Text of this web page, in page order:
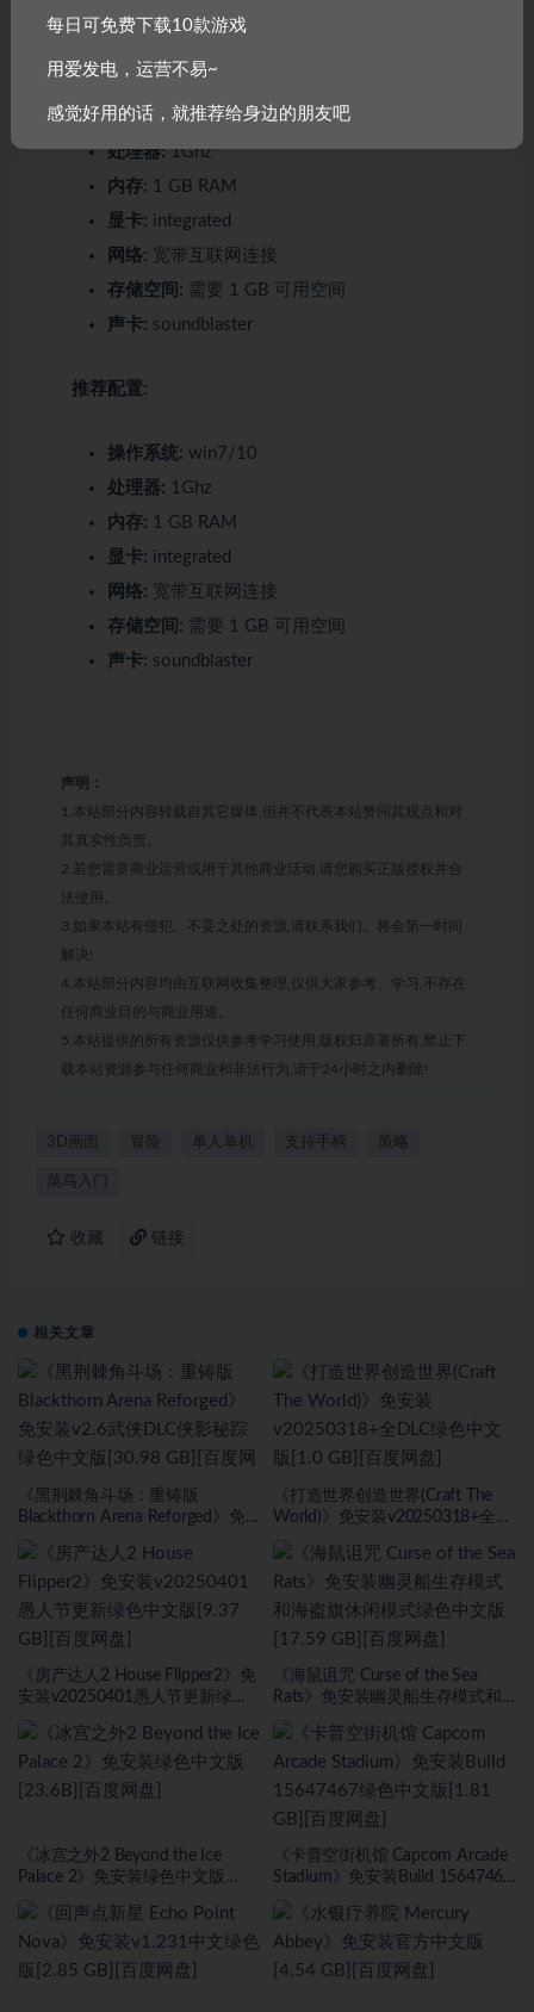
操作系统:win7/10
处理器:1Ghz
内存: 1 GB RAM
显卡: integrated
网络: 宽带互联网连接
存储空间: 需要 1 GB 可用空间
声卡: soundblaster
推荐配置:
操作系统: win7/10
处理器: 1Ghz
内存: 1 GB RAM
显卡: integrated
网络: 宽带互联网连接
存储空间: 需要 1 GB 可用空间
声卡: soundblaster
声明：
1.本站部分内容转载自其它媒体,但并不代表本站赞同其观点和对
其真实性负责。
2.若您需要商业运营或用于其他商业活动,请您购买正版授权并合
法使用。
3.如果本站有侵犯、不妥之处的资源,请联系我们。将会第一时间
解决!
4.本站部分内容均由互联网收集整理,仅供大家参考、学习,不存在
任何商业目的与商业用途。
5.本站提供的所有资源仅供参考学习使用,版权归原著所有,禁止下
载本站资源参与任何商业和非法行为,请于24小时之内删除!
3D画面 冒险 单人单机 支持手柄 策略
菜鸟入门
收藏 链接
相关文章
《黑荆棘角斗场：重铸版
Blackthorn Arena Reforged》免
文版[30.98 GB][百度网盘]
《打造世界创造世界(Craft The
World)》免安装v20250318+全
盘]
《房产达人2 House Flipper2》免
安装v20250401愚人节更新绿色
《海鼠诅咒 Curse of the Sea
Rats》免安装幽灵船生存模式和
GB][百度网盘]
《冰宫之外2 Beyond the Ice
Palace 2》免安装绿色中文版
《卡普空街机馆 Capcom Arcade
Stadium》免安装Build 15647467
每日可免费下载10款游戏
用爱发电，运营不易~
感觉好用的话，就推荐给身边的朋友吧